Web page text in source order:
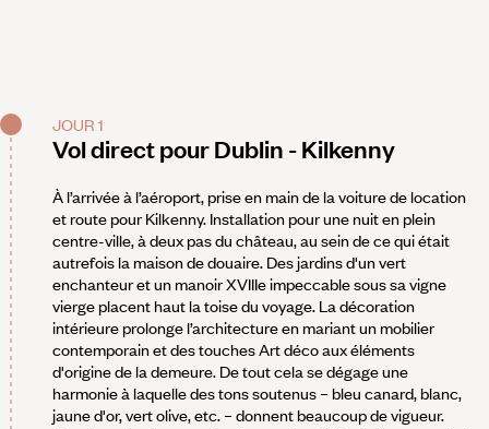
JOUR 1
Vol direct pour Dublin - Kilkenny
À l’arrivée à l’aéroport, prise en main de la voiture de location
et route pour Kilkenny. Installation pour une nuit en plein
centre-ville, à deux pas du château, au sein de ce qui était
autrefois la maison de douaire. Des jardins d'un vert
enchanteur et un manoir XVIIIe impeccable sous sa vigne
vierge placent haut la toise du voyage. La décoration
intérieure prolonge l’architecture en mariant un mobilier
contemporain et des touches Art déco aux éléments
d'origine de la demeure. De tout cela se dégage une
harmonie à laquelle des tons soutenus – bleu canard, blanc,
jaune d'or, vert olive, etc. – donnent beaucoup de vigueur.